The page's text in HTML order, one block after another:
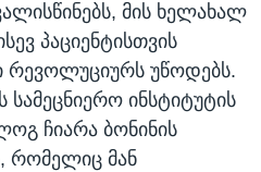
მის ხელახალ
პაციენტისთვის
რევოლუციურს უწოდებს.
ინსტიტუტის
ჩიარა ბონინის
რომელიც მან